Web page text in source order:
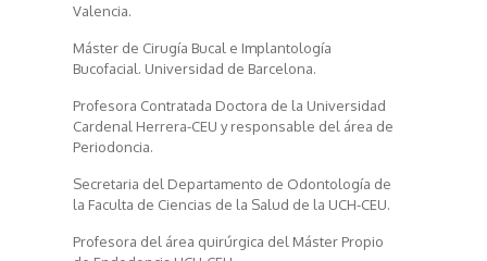
Valencia.
Máster de Cirugía Bucal e Implantología
Bucofacial. Universidad de Barcelona.
Profesora Contratada Doctora de la Universidad
Cardenal Herrera-CEU y responsable del área de
Periodoncia.
Secretaria del Departamento de Odontología de
la Faculta de Ciencias de la Salud de la UCH-CEU.
Profesora del área quirúrgica del Máster Propio